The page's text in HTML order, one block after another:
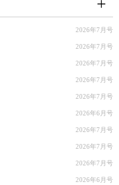
2026年7月号
2026年7月号
2026年7月号
2026年7月号
2026年7月号
2026年6月号
2026年7月号
2026年7月号
2026年7月号
2026年6月号